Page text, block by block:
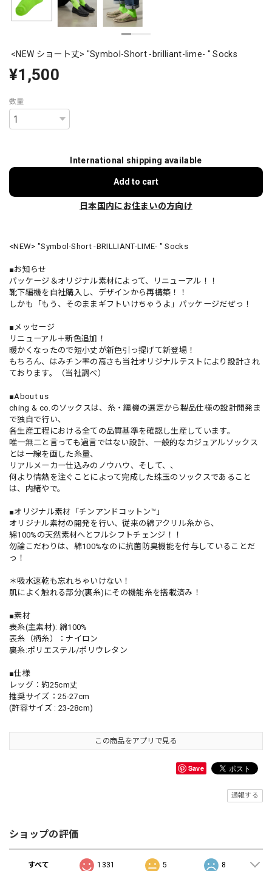
<NEW ショート丈> "Symbol-Short -brilliant-lime- " Socks
¥1,500
数量
International shipping available
Add to cart
日本国内にお住まいの方向け
<NEW> "Symbol-Short -BRILLIANT-LIME- " Socks
■お知らせ
パッケージ＆オリジナル素材によって、リニューアル！！
靴下編機を自社購入し、デザインから再構築！！
しかも「もう、そのままギフトいけちゃうよ」パッケージだぜっ！
■メッセージ
リニューアル＋新色追加！
暖かくなったので短小丈が新色引っ提げて新登場！
もちろん、はみチン率の高さも当社オリジナルテストにより設計され
ております。（当社調べ）
■About us
ching & co.のソックスは、糸・編機の選定から製品仕様の設計開発ま
で独自で行い、
各生産工程における全ての品質基準を確認し生産しています。
唯一無二と言っても過言ではない設計、一般的なカジュアルソックス
とは一線を画した糸量、
リアルメーカー仕込みのノウハウ、そして、、
何より情熱を注ぐことによって完成した珠玉のソックスであること
は、内緒やで。
■オリジナル素材「チンアンドコットン™」
オリジナル素材の開発を行い、従来の綿アクリル糸から、
綿100%の天然素材へとフルシフトチェンジ！！
勿論こだわりは、綿100%なのに抗菌防臭機能を付与していることだ
っ！
＊吸水速乾も忘れちゃいけない！
肌によく触れる部分(裏糸)にその機能糸を搭載済み！
■素材
表糸(主素材): 綿100%
表糸（柄糸）：ナイロン
裏糸:ポリエステル/ポリウレタン
■仕様
レッグ：約25cm丈
推奨サイズ：25-27cm
(許容サイズ : 23-28cm)
この商品をアプリで見る
Save
通報する
ショップの評価
すべて 1331 5 8